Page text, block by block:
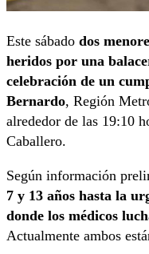
Este sábado dos
heridos por una
celebración de un
Bernardo, Región
alrededor de las 19:10
Caballero.
Según información
7 y 13 años hasta la
donde los médicos
Actualmente ambos